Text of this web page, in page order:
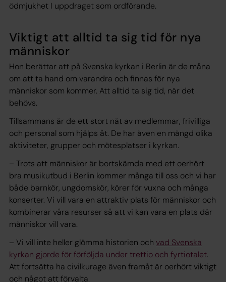
ödmjukhet I uppdraget som ordförande.
Viktigt att alltid ta sig tid för nya
människor
Hon berättar att på Svenska kyrkan i Berlin är de måna
om att ta hand om varandra och finnas för nya
människor som kommer. Att alltid ta sig tid, när det
behövs.
Tillsammans är de ett stort nät av medlemmar, frivilliga
och personal som hjälps åt. De har även en mängd olika
aktiviteter, grupper och mötesplatser i kyrkan.
– Trots att människor är bortskämda med ett oerhört
bra musikutbud i Berlin kommer många till oss och vi har
både barnkör, ungdomskör, körer för vuxna och många
konserter. Vi vill vara en attraktiv plats för människor och
kombinerar våra resurser så att vi kan vara en plats där
människor vill vara.
– Vi vill inte heller glömma historien och vad Svenska
kyrkan gjorde för förföljda under trettio och fyrtiotalet.
Att fortsätta ha civilkurage även framåt är oerhört viktigt
och något att förvalta.